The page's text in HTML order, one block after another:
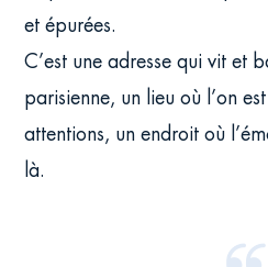
et épurées.
C’est une adresse qui vit et
parisienne, un lieu où l’on
attentions, un endroit où
là.